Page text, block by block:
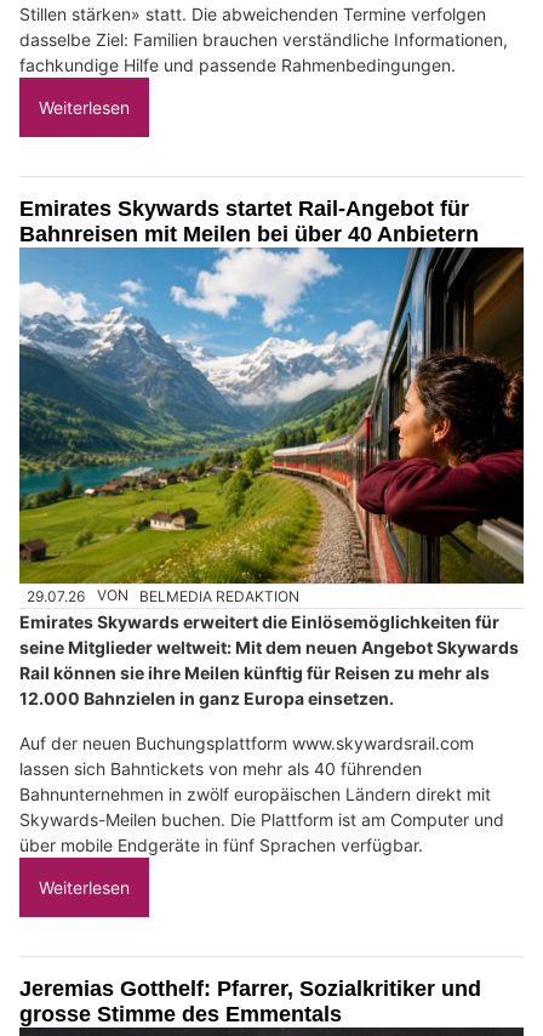
Stillen stärken» statt. Die abweichenden Termine verfolgen
dasselbe Ziel: Familien brauchen verständliche Informationen,
fachkundige Hilfe und passende Rahmenbedingungen.
Weiterlesen
Emirates Skywards startet Rail-Angebot für
Bahnreisen mit Meilen bei über 40 Anbietern
29.07.26 VON BELMEDIA REDAKTION
Emirates Skywards erweitert die Einlösemöglichkeiten für
seine Mitglieder weltweit: Mit dem neuen Angebot Skywards
Rail können sie ihre Meilen künftig für Reisen zu mehr als
12.000 Bahnzielen in ganz Europa einsetzen.
Auf der neuen Buchungsplattform www.skywardsrail.com
lassen sich Bahntickets von mehr als 40 führenden
Bahnunternehmen in zwölf europäischen Ländern direkt mit
Skywards-Meilen buchen. Die Plattform ist am Computer und
über mobile Endgeräte in fünf Sprachen verfügbar.
Weiterlesen
Jeremias Gotthelf: Pfarrer, Sozialkritiker und
grosse Stimme des Emmentals